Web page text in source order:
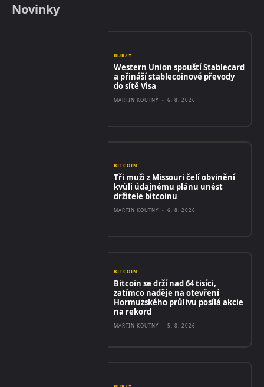
Novinky
BURZY
Western Union spouští Stablecard
a přináší stablecoinové převody
do sítě Visa
MARTIN KOUTNÝ - 6. 8. 2026
BITCOIN
Tři muži z Missouri čelí obvinění
kvůli údajnému plánu unést
držitele bitcoinu
MARTIN KOUTNÝ - 6. 8. 2026
BITCOIN
Bitcoin se drží nad 64 tisíci,
zatímco naděje na otevření
Hormuzského průlivu posílá akcie
na rekord
MARTIN KOUTNÝ - 5. 8. 2026